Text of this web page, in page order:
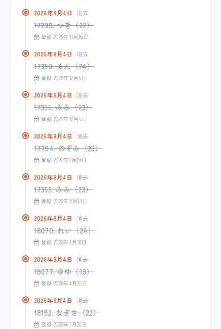
2026年8月4日 消去
17299. つき（22）
登録 2025年11月16日
2026年8月4日 消去
17350. るん（24）
登録 2025年12月5日
2026年8月4日 消去
17355. みみ（23）
登録 2025年12月5日
2026年8月4日 消去
17794. のぞみ（23）
登録 2026年2月19日
2026年8月4日 消去
17355. みみ（23）
登録 2026年3月14日
2026年8月4日 消去
18070. れい（24）
登録 2026年4月18日
2026年8月4日 消去
18077. ゆゆ（18）
登録 2026年4月20日
2026年8月4日 消去
18192. なぎさ（22）
登録 2026年7月20日